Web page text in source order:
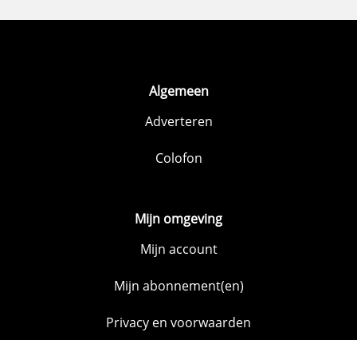
Algemeen
Adverteren
Colofon
Mijn omgeving
Mijn account
Mijn abonnement(en)
Privacy en voorwaarden